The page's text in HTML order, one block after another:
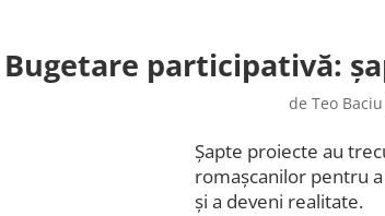
Bugetare participativă:
de Teo Baciu
Șapte proiecte au
romașcanilor pentru
și a deveni realitate.